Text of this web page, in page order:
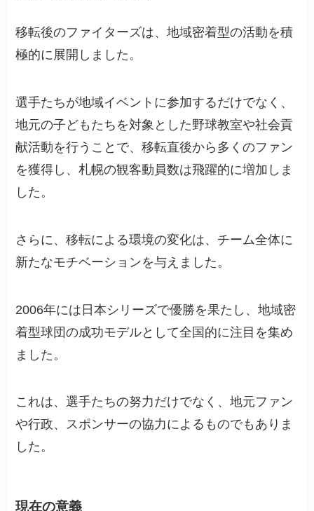
移転後のファイターズは、地域密着型の活動を積
極的に展開しました。
選手たちが地域イベントに参加するだけでなく、
地元の子どもたちを対象とした野球教室や社会貢
献活動を行うことで、移転直後から多くのファン
を獲得し、札幌の観客動員数は飛躍的に増加しま
した。
さらに、移転による環境の変化は、チーム全体に
新たなモチベーションを与えました。
2006年には日本シリーズで優勝を果たし、地域密
着型球団の成功モデルとして全国的に注目を集め
ました。
これは、選手たちの努力だけでなく、地元ファン
や行政、スポンサーの協力によるものでもありま
した。
現在の意義